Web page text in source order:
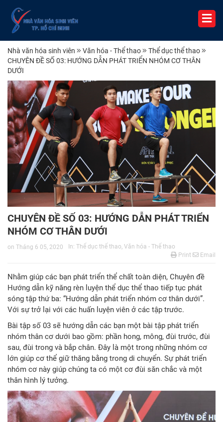
Nhà văn hóa sinh viên Văn hóa - Thể thao
Thể dục thể thao
CHUYÊN ĐỀ SỐ 03: HƯỚNG DẪN PHÁT TRIỂN NHÓM CƠ THÂN
DƯỚI
CHUYÊN ĐỀ SỐ 03: HƯỚNG DẪN PHÁT TRIỂN
NHÓM CƠ THÂN DƯỚI
on Tháng 6 05, 2020 In: Thể dục thể thao Văn hóa - Thể thao
Print
Email
Nhằm giúp các bạn phát triển thể chất toàn diện, Chuyên đề
Hướng dẫn kỹ năng rèn luyện thể dục thể thao tiếp tục phát
sóng tập thứ ba: “Hướng dẫn phát triển nhóm cơ thân dưới”.
Với sự trở lại với các huấn luyện viên ở các tập trước.
Bài tập số 03 sẽ hướng dẫn các bạn một bài tập phát triển
nhóm thân cơ dưới bao gồm: phần hong, mông, đùi trước, đùi
sau, đùi trong và bắp chân. Đây là một trong những nhóm cơ
lớn giúp cơ thể giữ thăng bằng trong di chuyển. Sự phát triển
nhóm cơ này giúp chúng ta có một cơ đùi săn chắc và một
thân hình lý tưởng.